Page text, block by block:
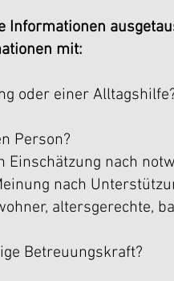
Informationen
mit:
oder einer
Person?
nach
nach
altersgerechte,
Betreuungskraft?